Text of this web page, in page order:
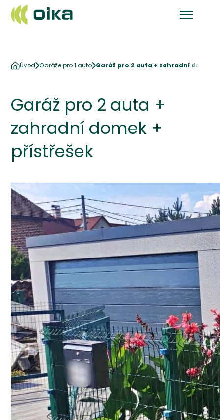
Úvod Garáže pro 1 auto Garáž pro 2 auta + zahradní domek
Garáž pro 2 auta +
zahradní domek +
přístřešek